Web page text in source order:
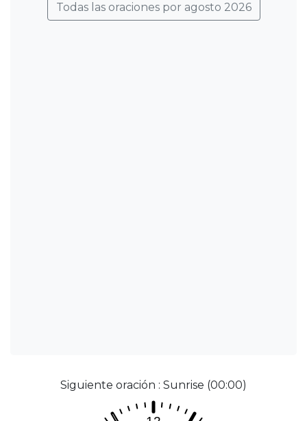
Todas las oraciones por agosto 2026
Siguiente oración : Sunrise (00:00)